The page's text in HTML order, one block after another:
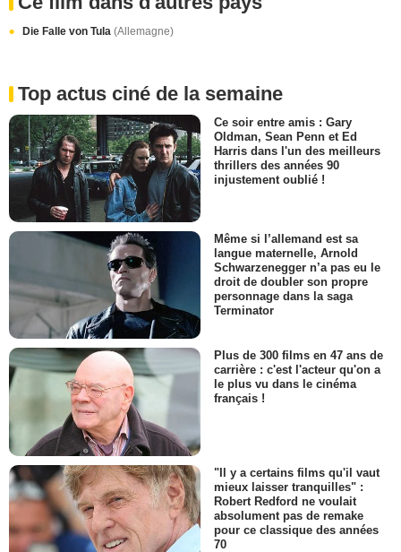
Die Falle von Tula (Allemagne)
Top actus ciné de la semaine
Ce soir entre amis : Gary
Oldman, Sean Penn et Ed
Harris dans l'un des meilleurs
thrillers des années 90
injustement oublié !
Même si l’allemand est sa
langue maternelle, Arnold
Schwarzenegger n’a pas eu le
droit de doubler son propre
personnage dans la saga
Terminator
Plus de 300 films en 47 ans de
carrière : c'est l'acteur qu'on a
le plus vu dans le cinéma
français !
"Il y a certains films qu'il vaut
mieux laisser tranquilles" :
Robert Redford ne voulait
absolument pas de remake
pour ce classique des années
70